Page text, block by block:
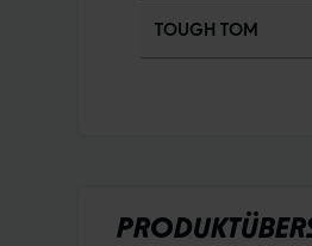
TOUGH TOM